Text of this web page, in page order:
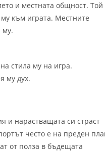
и местната общност. Той
към играта. Местните
му.
стила му на игра.
му дух.
и нарастващата си страст
често е на преден
от полза в бъдещата